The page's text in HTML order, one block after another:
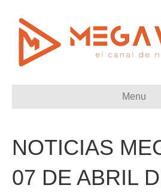
Menu
NOTICIAS
07 DE ABRIL